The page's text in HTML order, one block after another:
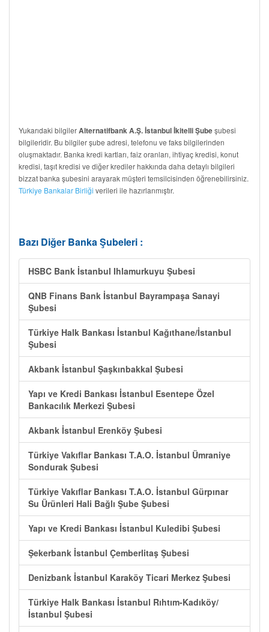
Yukarıdaki bilgilerAlternatifbank A.Ş. İstanbul İkitelli Şubeşubesi
bilgileridir. Bu bilgiler şube adresi, telefonu ve faks bilgilerinden
oluşmaktadır. Banka kredi kartları, faiz oranları, ihtiyaç kredisi, konut
kredisi, taşıt kredisi ve diğer krediler hakkında daha detaylı bilgileri
bizzat banka şubesini arayarak müşteri temsilcisinden öğrenebilirsiniz.
Türkiye Bankalar Birliği verileri ile hazırlanmıştır.
Bazı Diğer Banka Şubeleri :
HSBC Bank İstanbul Ihlamurkuyu Şubesi
QNB Finans Bank İstanbul Bayrampaşa Sanayi
Şubesi
Türkiye Halk Bankası İstanbul Kağıthane/İstanbul
Şubesi
Akbank İstanbul Şaşkınbakkal Şubesi
Yapı ve Kredi Bankası İstanbul Esentepe Özel
Bankacılık Merkezi Şubesi
Akbank İstanbul Erenköy Şubesi
Türkiye Vakıflar Bankası T.A.O. İstanbul Ümraniye
Sondurak Şubesi
Türkiye Vakıflar Bankası T.A.O. İstanbul Gürpınar
Su Ürünleri Hali Bağlı Şube Şubesi
Yapı ve Kredi Bankası İstanbul Kuledibi Şubesi
Şekerbank İstanbul Çemberlitaş Şubesi
Denizbank İstanbul Karaköy Ticari Merkez Şubesi
Türkiye Halk Bankası İstanbul Rıhtım-Kadıköy/
İstanbul Şubesi